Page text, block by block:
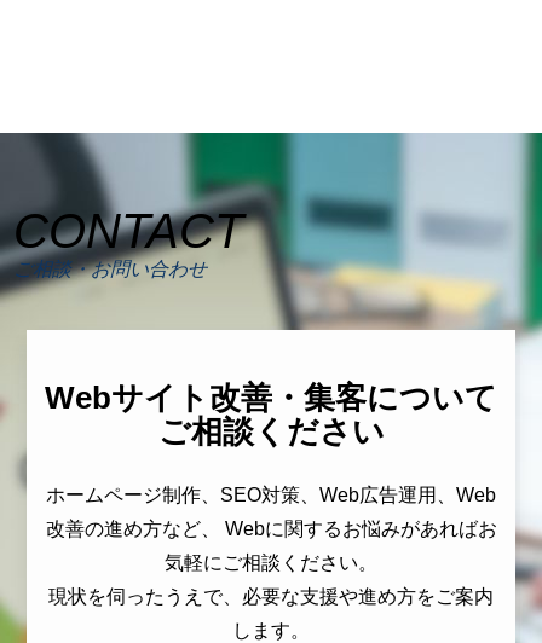
CONTACT
ご相談・お問い合わせ
Webサイト改善・集客について
ご相談ください
ホームページ制作、SEO対策、Web広告運用、Web
改善の進め方など、 Webに関するお悩みがあればお
気軽にご相談ください。
現状を伺ったうえで、必要な支援や進め方をご案内
します。